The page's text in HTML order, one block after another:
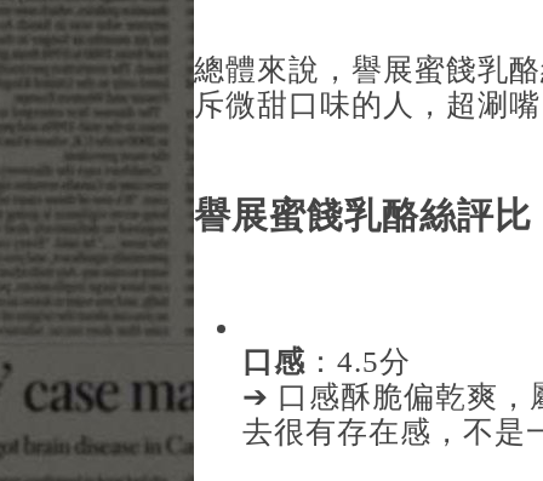
總體來說，譽展蜜餞乳
斥微甜口味的人，超涮
譽展蜜餞乳酪絲評比
口感 ：4.5分
➔ 口感酥脆偏乾爽，
去很有存在感，不是